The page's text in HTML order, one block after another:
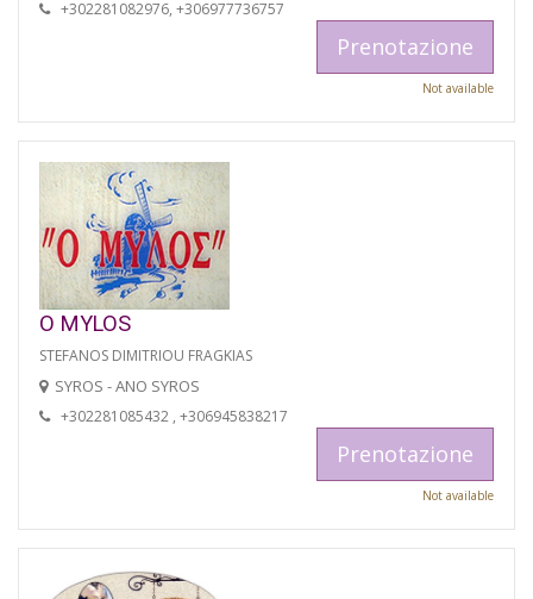
+302281082976, +306977736757
Prenotazione
Not available
O MYLOS
STEFANOS DIMITRIOU FRAGKIAS
SYROS - ANO SYROS
+302281085432 , +306945838217
Prenotazione
Not available